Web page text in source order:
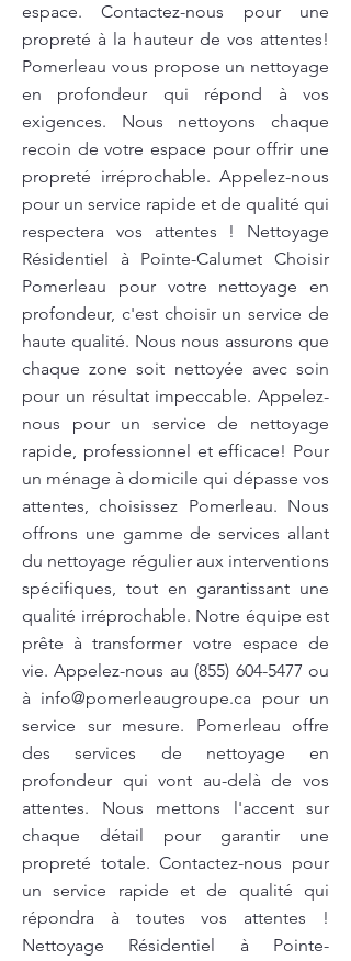
espace. Contactez-nous pour une
propreté à la hauteur de vos attentes!
Pomerleau vous propose un nettoyage
en profondeur qui répond à vos
exigences. Nous nettoyons chaque
recoin de votre espace pour offrir une
propreté irréprochable. Appelez-nous
pour un service rapide et de qualité qui
respectera vos attentes ! Nettoyage
Résidentiel à Pointe-Calumet Choisir
Pomerleau pour votre nettoyage en
profondeur, c'est choisir un service de
haute qualité. Nous nous assurons que
chaque zone soit nettoyée avec soin
pour un résultat impeccable. Appelez-
nous pour un service de nettoyage
rapide, professionnel et efficace! Pour
un ménage à domicile qui dépasse vos
attentes, choisissez Pomerleau. Nous
offrons une gamme de services allant
du nettoyage régulier aux interventions
spécifiques, tout en garantissant une
qualité irréprochable. Notre équipe est
prête à transformer votre espace de
vie. Appelez-nous au (855) 604-5477 ou
à info@pomerleaugroupe.ca pour un
service sur mesure. Pomerleau offre
des services de nettoyage en
profondeur qui vont au-delà de vos
attentes. Nous mettons l'accent sur
chaque détail pour garantir une
propreté totale. Contactez-nous pour
un service rapide et de qualité qui
répondra à toutes vos attentes !
Nettoyage Résidentiel à Pointe-